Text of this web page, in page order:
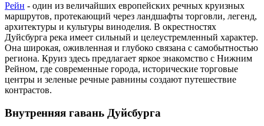
Рейн - один из величайших европейских речных круизных
маршрутов, протекающий через ландшафты торговли, легенд,
архитектуры и культуры виноделия. В окрестностях
Дуйсбурга река имеет сильный и целеустремленный характер.
Она широкая, оживленная и глубоко связана с самобытностью
региона. Круиз здесь предлагает яркое знакомство с Нижним
Рейном, где современные города, исторические торговые
центры и зеленые речные равнины создают путешествие
контрастов.
Внутренняя гавань Дуйсбурга